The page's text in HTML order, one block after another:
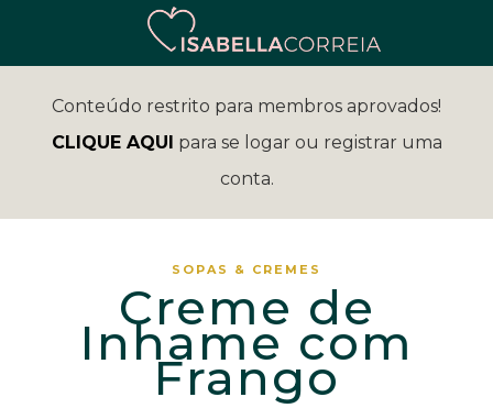
Conteúdo restrito para membros aprovados!
CLIQUE AQUI para se logar ou registrar uma
conta.
SOPAS & CREMES
Creme de
Inhame com
Frango